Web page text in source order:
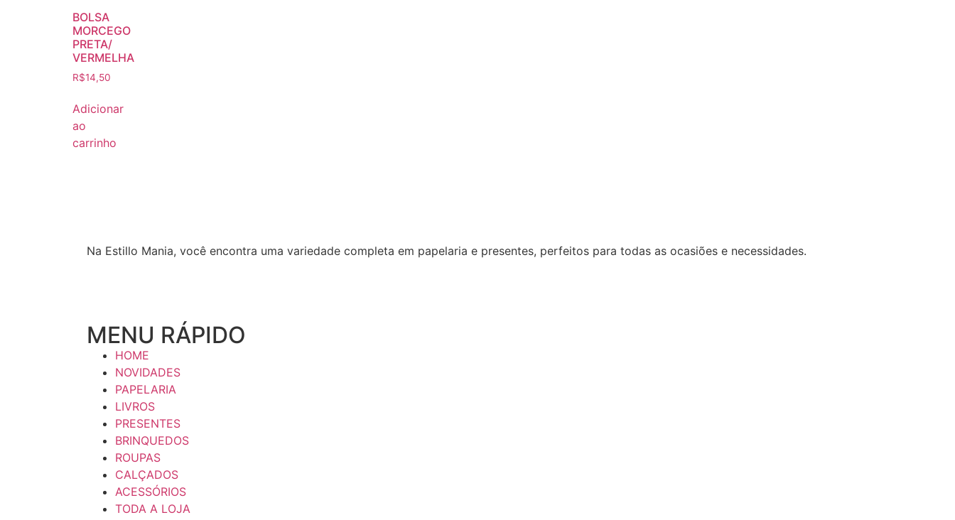
BOLSA
MORCEGO
PRETA/
VERMELHA
R$14,50
Adicionar
ao
carrinho
Na Estillo Mania, você encontra uma variedade completa em papelaria e presentes, perfeitos para todas as ocasiões e necessidades.
MENU RÁPIDO
HOME
NOVIDADES
PAPELARIA
LIVROS
PRESENTES
BRINQUEDOS
ROUPAS
CALÇADOS
ACESSÓRIOS
TODA A LOJA